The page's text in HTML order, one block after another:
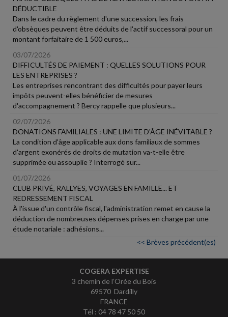
DÉDUCTIBLE
Dans le cadre du règlement d'une succession, les frais
d'obsèques peuvent être déduits de l'actif successoral pour un
montant forfaitaire de 1 500 euros,...
03/07/2026
DIFFICULTÉS DE PAIEMENT : QUELLES SOLUTIONS POUR
LES ENTREPRISES ?
Les entreprises rencontrant des difficultés pour payer leurs
impôts peuvent-elles bénéficier de mesures
d'accompagnement ? Bercy rappelle que plusieurs...
02/07/2026
DONATIONS FAMILIALES : UNE LIMITE D'ÂGE INÉVITABLE ?
La condition d'âge applicable aux dons familiaux de sommes
d'argent exonérés de droits de mutation va-t-elle être
supprimée ou assouplie ? Interrogé sur...
01/07/2026
CLUB PRIVÉ, RALLYES, VOYAGES EN FAMILLE... ET
REDRESSEMENT FISCAL
À l'issue d'un contrôle fiscal, l'administration remet en cause la
déduction de nombreuses dépenses prises en charge par une
étude notariale : adhésions...
<< Brèves précédent(es)
COGERA EXPERTISE
3 chemin de l’Orée du Bois
69570 Dardilly
FRANCE
Tél : 04 78 47 50 50